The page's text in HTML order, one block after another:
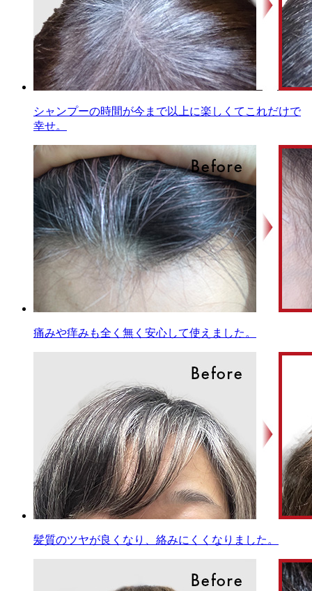
シャンプーの時間が今まで以上に楽しくてこれだけで
幸せ。
痛みや痒みも全く無く安心して使えました。
髪質のツヤが良くなり、絡みにくくなりました。